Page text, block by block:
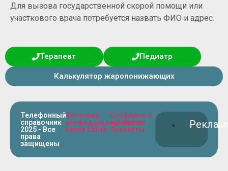
Для вызова государственной скорой помощи или
участкового врача потребуется назвать ФИО и адрес.
Терапевт Педиатр
Калькулятор жаропонижающих
Телефонный
справочник
2025 - Все
права
защищены
Политика
конфиденциальности
Карта сайта
Сообщить о
проблеме
Контакты